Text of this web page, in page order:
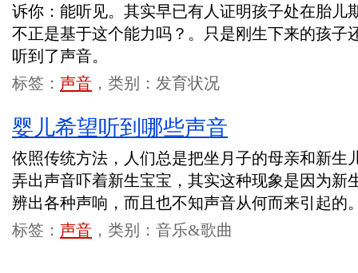
诉你：能听见。其实早已有人证明孩子处在胎儿
不正是基于这个能力吗？。只是刚生下来的孩子
听到了声音。
标签： 声音 ，类别：发育状况
婴儿希望听到哪些声音
依照传统方法，人们总是把坐月子的母亲和新生
弄出声音吓着新生宝宝，其实这种现象是因为新
辨出各种声响，而且也不知声音从何而来引起的
标签： 声音 ，类别：音乐&歌曲